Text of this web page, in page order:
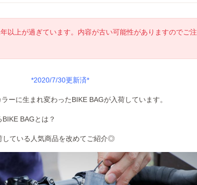
以上が過ぎています。内容が古い可能性がありますのでご注
*2020/7/30更新済*
ーに生まれ変わったBIKE BAGが入荷しています。
BAGとは？
している人気商品を改めてご紹介◎